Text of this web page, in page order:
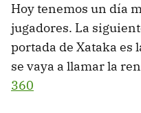
Hoy tenemos un día
jugadores. La
portada de Xataka es
se vaya a llamar la
360